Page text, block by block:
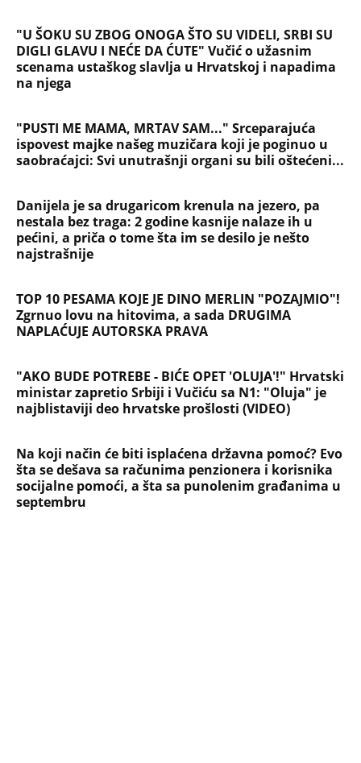
"U ŠOKU SU ZBOG ONOGA ŠTO SU VIDELI, SRBI SU
DIGLI GLAVU I NEĆE DA ĆUTE" Vučić o užasnim
scenama ustaškog slavlja u Hrvatskoj i napadima
na njega
"PUSTI ME MAMA, MRTAV SAM..." Srceparajuća
ispovest majke našeg muzičara koji je poginuo u
saobraćajci: Svi unutrašnji organi su bili oštećeni...
Danijela je sa drugaricom krenula na jezero, pa
nestala bez traga: 2 godine kasnije nalaze ih u
pećini, a priča o tome šta im se desilo je nešto
najstrašnije
TOP 10 PESAMA KOJE JE DINO MERLIN "POZAJMIO"!
Zgrnuo lovu na hitovima, a sada DRUGIMA
NAPLAĆUJE AUTORSKA PRAVA
"AKO BUDE POTREBE - BIĆE OPET 'OLUJA'!" Hrvatski
ministar zapretio Srbiji i Vučiću sa N1: "Oluja" je
najblistaviji deo hrvatske prošlosti (VIDEO)
Na koji način će biti isplaćena državna pomoć? Evo
šta se dešava sa računima penzionera i korisnika
socijalne pomoći, a šta sa punolenim građanima u
septembru